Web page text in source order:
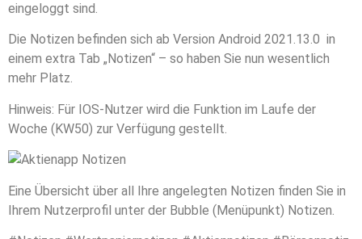
eingeloggt sind.
Die Notizen befinden sich ab Version Android 2021.13.0 in
einem extra Tab „Notizen“ – so haben Sie nun wesentlich
mehr Platz.
Hinweis: Für IOS-Nutzer wird die Funktion im Laufe der
Woche (KW50) zur Verfügung gestellt.
Eine Übersicht über all Ihre angelegten Notizen finden Sie in
Ihrem Nutzerprofil unter der Bubble (Menüpunkt) Notizen.